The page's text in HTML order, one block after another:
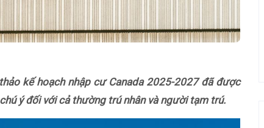
kế hoạch nhập cư Canada 2025-2027 đã được
ý đối với cả thường trú nhân và người tạm trú.